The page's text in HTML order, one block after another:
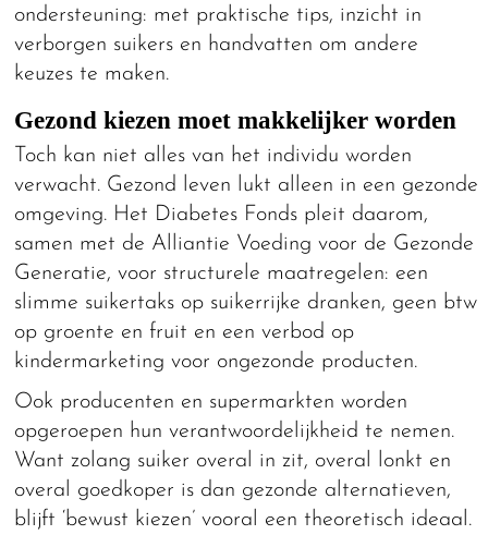
ondersteuning: met praktische tips, inzicht in
verborgen suikers en handvatten om andere
keuzes te maken.
Gezond kiezen moet makkelijker worden
Toch kan niet alles van het individu worden
verwacht. Gezond leven lukt alleen in een gezonde
omgeving. Het Diabetes Fonds pleit daarom,
samen met de Alliantie Voeding voor de Gezonde
Generatie, voor structurele maatregelen: een
slimme suikertaks op suikerrijke dranken, geen btw
op groente en fruit en een verbod op
kindermarketing voor ongezonde producten.
Ook producenten en supermarkten worden
opgeroepen hun verantwoordelijkheid te nemen.
Want zolang suiker overal in zit, overal lonkt en
overal goedkoper is dan gezonde alternatieven,
blijft ‘bewust kiezen’ vooral een theoretisch ideaal.